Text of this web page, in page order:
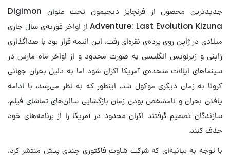
جدیدترین محصول از فرنچایز دیجیمون تحت عنوان Digimon
Adventure: Last Evolution Kizuna از اواخر فوریه‌ی سال جاری
میلادی در ژاپن روی پرده‌ی نقره‌ای رفت. این انیمه قرار بود با صداگذاری
ژاپنی و زیرنویس انگلیسی به صورت محدود و از اواخر ماه مارس در
سینماهای ایالات متحده‌ی آمریکا اکران شود اما به دلیل بحران جهانی
کرونا به زمان دیگری موکول شد. اینطور که به نظر می‌رسد، با ادامه
یافتن بحران و نامشخص بودن زمان بازگشایی سالن‌های تماشای فیلم،
سازندگان تصمیم گرفتند اکران محدود در آمریکا را از برنامه‌های خود
حذف کنند.
با توجه به بیانیه‌ای که شرکت شاوت فاکتوری چندی پیش منتشر کرد،